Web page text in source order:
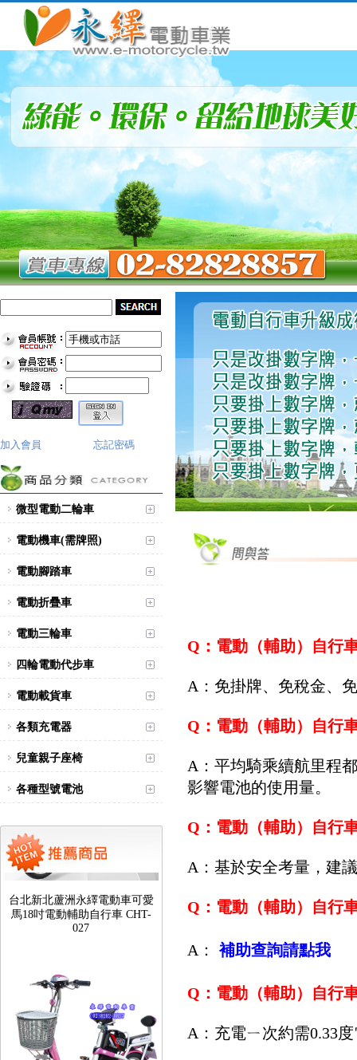
加入會員 忘記密碼
微型電動二輪車
電動機車(需牌照)
電動腳踏車
電動折疊車
電動三輪車
四輪電動代步車
電動載貨車
各類充電器
兒童親子座椅
各種型號電池
台北新北蘆洲永繹電動車可愛
馬18吋電動輔助自行車 CHT-
027
Q：電動（輔助）自行
A：免掛牌、免稅金、
Q：電動（輔助）自行
A：平均騎乘續航里程
影響電池的使用量。
Q：電動（輔助）自行
A：基於安全考量，建
Q：電動（輔助）自行
A： 補助查詢請點我
Q：電動（輔助）自行
A：充電ㄧ次約需0.33